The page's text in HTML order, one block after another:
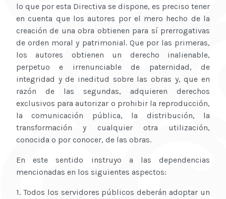
lo que por esta Directiva se dispone, es preciso tener
en cuenta que los autores por el mero hecho de la
creación de una obra obtienen para sí prerrogativas
de orden moral y patrimonial. Que por las primeras,
los autores obtienen un derecho inalienable,
perpetuo e irrenunciable de paternidad, de
integridad y de ineditud sobre las obras y, que en
razón de las segundas, adquieren derechos
exclusivos para autorizar o prohibir la reproducción,
la comunicación pública, la distribución, la
transformación y cualquier otra utilización,
conocida o por conocer, de las obras.
En este sentido instruyo a las dependencias
mencionadas en los siguientes aspectos:
1. Todos los servidores públicos deberán adoptar un